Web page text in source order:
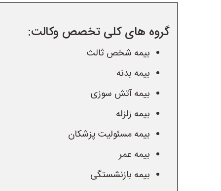
گروه های کلی تخصص وکالت:
بیمه شخص ثالث
بیمه بدنه
بیمه آتش سوزی
بیمه زلزله
بیمه مسئولیت پزشکان
بیمه عمر
بیمه بازنشستگی